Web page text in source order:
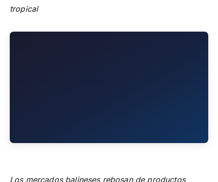
tropical
Los mercados balineses rebosan de productos